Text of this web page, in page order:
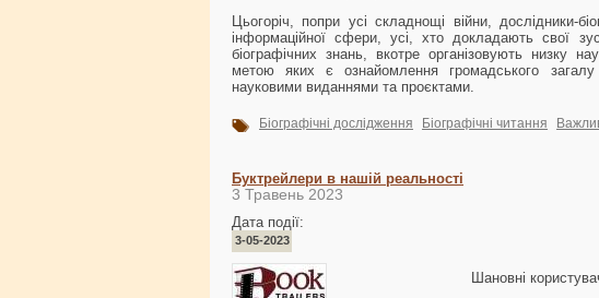
Цьогоріч, попри усі складнощі війни, дослідники-
інформаційної сфери, усі, хто докладають свої
біографічних знань, вкотре організовують низку
метою яких є ознайомлення громадського
науковими виданнями та проєктами.
Біографічні дослідження Біографічні читання
Буктрейлери в нашій реальності
3 Травень 2023
Дата події:
3-05-2023
Шановні